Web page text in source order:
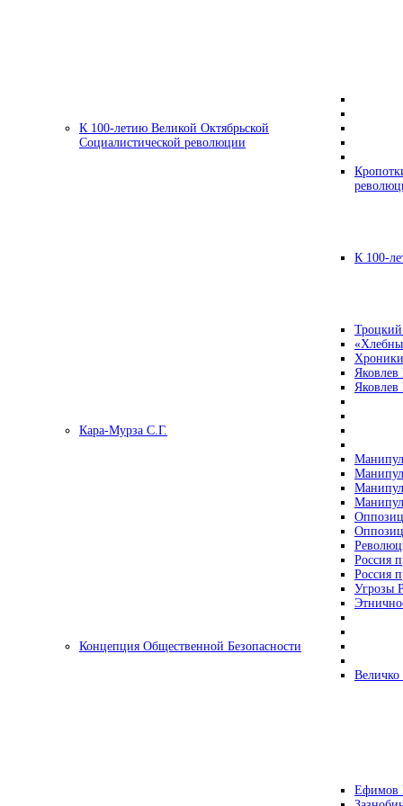
К 100-летию Великой Октябрьской
Социалистической революции
К 100-
Кара-Мурза С.Г.
Россия
Россия
Угрозы
Концепция Общественной Безопасности
Ефимов